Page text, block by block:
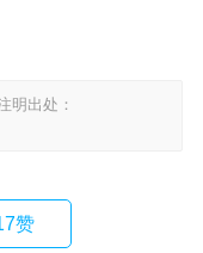
明出处：
赞